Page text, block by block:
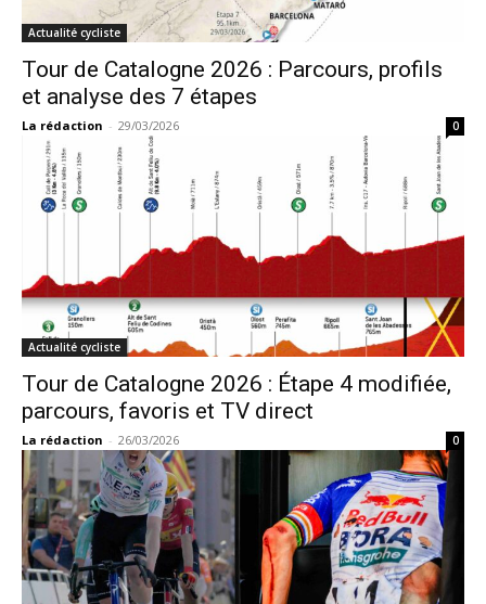
Actualité cycliste
Tour de Catalogne 2026 : Parcours, profils
et analyse des 7 étapes
La rédaction - 29/03/2026 0
Actualité cycliste
Tour de Catalogne 2026 : Étape 4 modifiée,
parcours, favoris et TV direct
La rédaction - 26/03/2026 0